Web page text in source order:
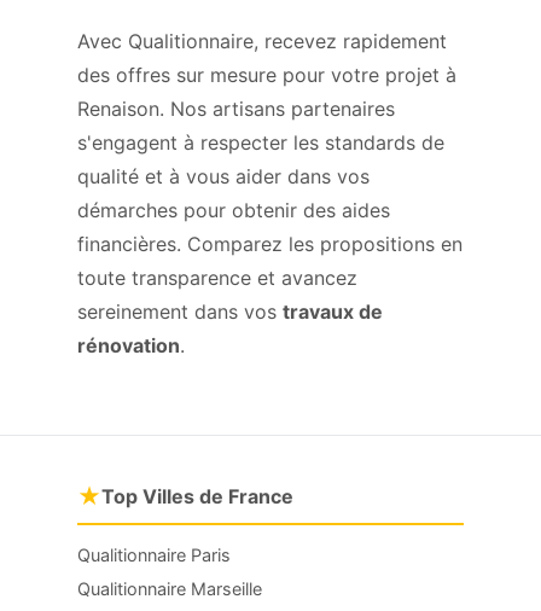
Avec Qualitionnaire, recevez rapidement
des offres sur mesure pour votre projet à
Renaison. Nos artisans partenaires
s'engagent à respecter les standards de
qualité et à vous aider dans vos
démarches pour obtenir des aides
financières. Comparez les propositions en
toute transparence et avancez
sereinement dans vos travaux de
rénovation.
★Top Villes de France
Qualitionnaire Paris
Qualitionnaire Marseille